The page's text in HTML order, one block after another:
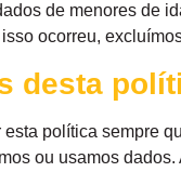
de menores de
ocorreu,
desta
política sempre
ou usamos dados.